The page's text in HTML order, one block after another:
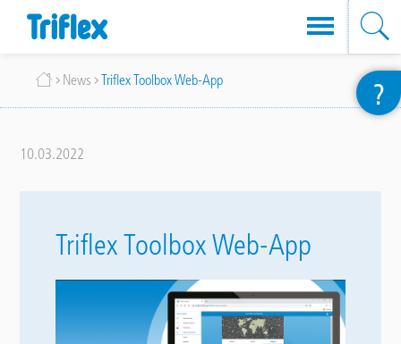
contenuto
Briciole
di
News Triflex Toolbox Web-App
10.03.2022
Triflex Toolbox Web-App
?